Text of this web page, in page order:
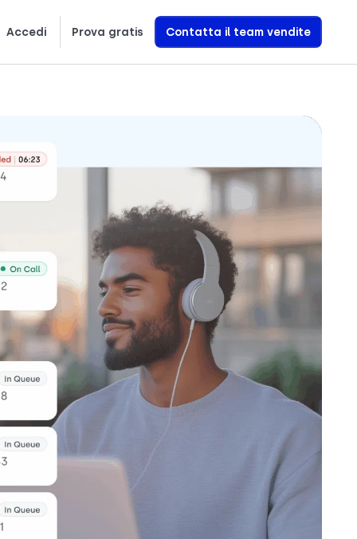
Accedi Prova gratis Contatta il team vendite